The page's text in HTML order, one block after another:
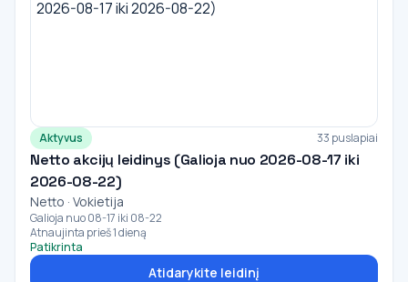
Aktyvus 33 puslapiai
Netto akcijų leidinys (Galioja nuo 2026-08-17 iki
2026-08-22)
Netto · Vokietija
Galioja nuo 08-17 iki 08-22
Atnaujinta prieš 1 dieną
Patikrinta
Atidarykite leidinį